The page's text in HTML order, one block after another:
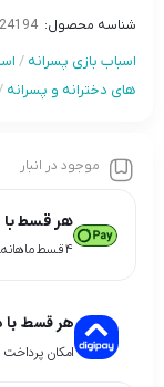
شناسه محصول:
اسباب بازی پسرانه /
های دخترانه و پسرانه
موجود در انبار
هر قسط
۴ قسط ماهانه. بدون سود، چک و ضامن.
هر قسط
امکان پرداخت در 4